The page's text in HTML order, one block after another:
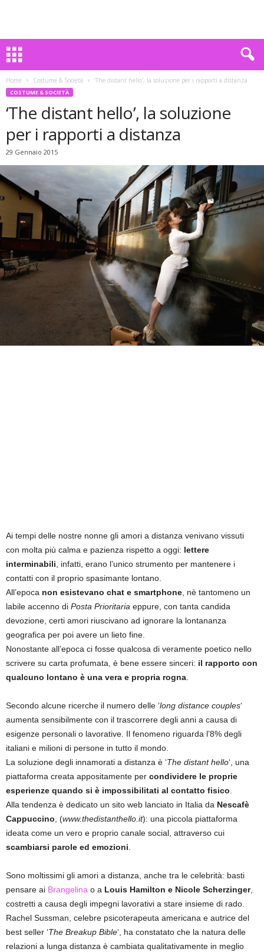
Home Costume & Società ‘The distant hello’, la soluzione per i rapporti a distanza
COSTUME & SOCIETÀ
‘The distant hello’, la soluzione
per i rapporti a distanza
29 Gennaio 2015
Ai tempi delle nostre nonne gli amori a distanza venivano vissuti
con molta più calma e pazienza rispetto a oggi: lettere
interminabili , infatti, erano l’unico strumento per mantenere i
contatti con il proprio spasimante lontano.
All’epoca non esistevano chat e smartphone , nè tantomeno un
labile accenno di Posta Prioritaria eppure, con tanta candida
devozione, certi amori riuscivano ad ignorare la lontananza
geografica per poi avere un lieto fine.
Nonostante all’epoca ci fosse qualcosa di veramente poetico nello
scrivere su carta profumata, è bene essere sinceri: il rapporto con
qualcuno lontano è una vera e propria rogna
Secondo alcune ricerche il numero delle ‘long distance couples‘
aumenta sensibilmente con il trascorrere degli anni a causa di
esigenze personali o lavorative. Il fenomeno riguarda l’8% degli
italiani e milioni di persone in tutto il mondo.
La soluzione degli innamorati a distanza è ‘The distant hello‘, una
piattaforma creata appositamente per condividere le proprie
esperienze quando si è impossibilitati al contatto fisico
Alla tendenza è dedicato un sito web lanciato in Italia da Nescafè
Cappuccino , (www.thedistanthello.it): una piccola piattaforma
ideata come un vero e proprio canale social, attraverso cui
scambiarsi parole ed emozioni
Sono moltissimi gli amori a distanza, anche tra le celebrità: basti
pensare ai Brangelina o a Louis Hamilton e Nicole Scherzinger,
costretti a causa degli impegni lavorativi a stare insieme di rado.
Rachel Sussman, celebre psicoterapeuta americana e autrice del
best seller ‘The Breakup Bible‘, ha constatato che la natura delle
relazioni a lunga distanza è cambiata qualitativamente in meglio